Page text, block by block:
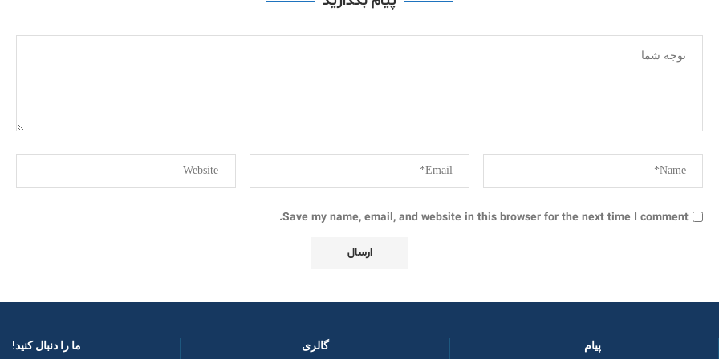
Save my name, email, and website in this browser for the next time I comment.
پیام گالری ما را دنبال کنید! ​